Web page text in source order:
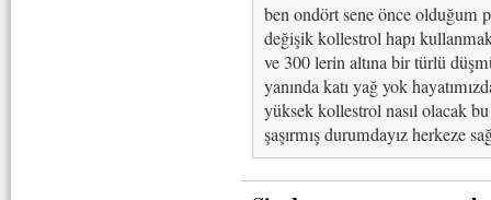
ben ondört sene önce olduğum
değişik kollestrol hapı
ve 300 lerin altına bir türlü
yanında katı yağ yok
yüksek kollestrol nasıl olacak
şaşırmış durumdayız herkeze